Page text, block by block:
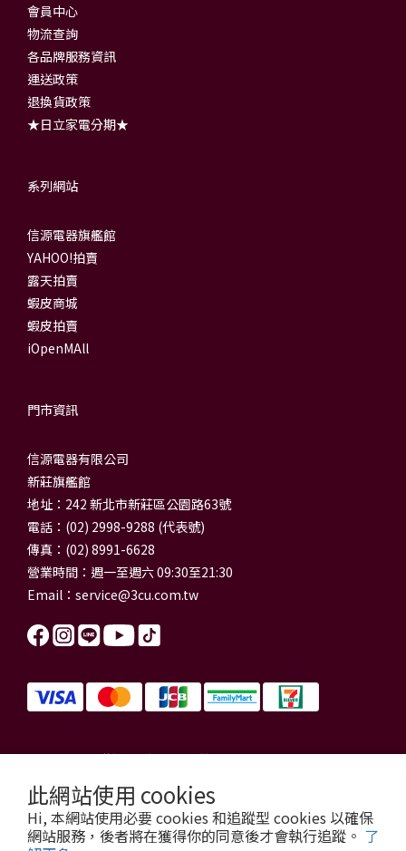
此網站使用 cookies
Hi, 本網站使用必要 cookies 和追蹤型 cookies 以確保
網站服務，後者將在獲得你的同意後才會執行追蹤。 了
會員中心
物流查詢
各品牌服務資訊
運送政策
退換貨政策
★日立家電分期★
系列網站
信源電器旗艦館
YAHOO!拍賣
露天拍賣
蝦皮商城
蝦皮拍賣
iOpenMAll
門市資訊
信源電器有限公司
新莊旗艦館
地址：242 新北市新莊區公園路63號
電話：(02) 2998-9288 (代表號)
傳真：(02) 8991-6628
營業時間：週一至週六 09:30至21:30
Email： service@3cu.com.tw
信源電器有限公司 統一編號：84179325
信源電器 版權所有
copyright © 2026 3cu.com.tw All Rights Reserved.